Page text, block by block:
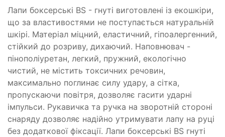
Лапи боксерські BS - гнуті виготовлені із екошкіри,
що за властивостями не поступається натуральній
шкірі. Матеріал міцний, еластичний, гіпоалергенний,
стійкий до розриву, дихаючий. Наповнювач -
пінополіуретан, легкий, пружний, екологічно
чистий, не містить токсичних речовин,
максимально поглинає силу удару, а сітка,
пропускаючи повітря, дозволяє гасити ударні
імпульси. Рукавичка та ручка на зворотній стороні
снаряду дозволяє надійно утримувати лапу на руці
без додаткової фіксації. Лапи боксерські BS гнуті